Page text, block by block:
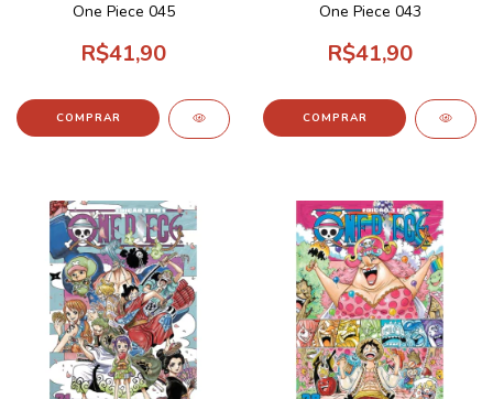
One Piece 045
R$41,90
One Piece 043
R$41,90